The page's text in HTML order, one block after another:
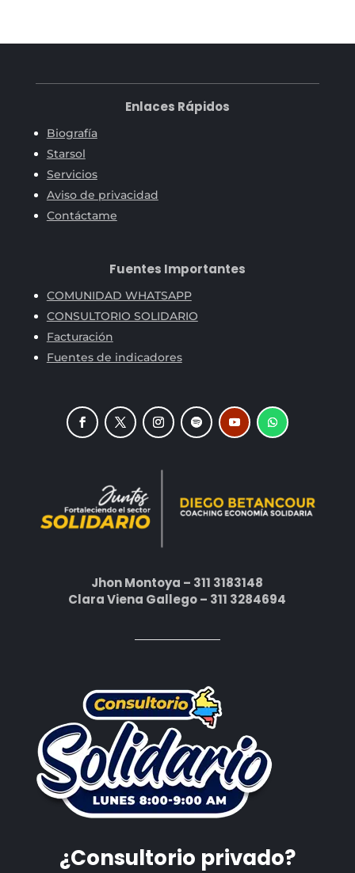
Enlaces Rápidos
Biografía
Starsol
Servicios
Aviso de privacidad
Contáctame
Fuentes Importantes
COMUNIDAD WHATSAPP
CONSULTORIO SOLIDARIO
Facturación
Fuentes de indicadores
Jhon Montoya – 311 3183148
Clara Viena Gallego – 311 3284694
¿Consultorio privado?